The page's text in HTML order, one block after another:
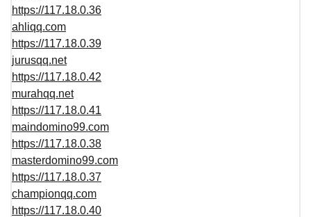
https://117.18.0.36
ahliqq.com
https://117.18.0.39
jurusqq.net
https://117.18.0.42
murahqq.net
https://117.18.0.41
maindomino99.com
https://117.18.0.38
masterdomino99.com
https://117.18.0.37
championqq.com
https://117.18.0.40